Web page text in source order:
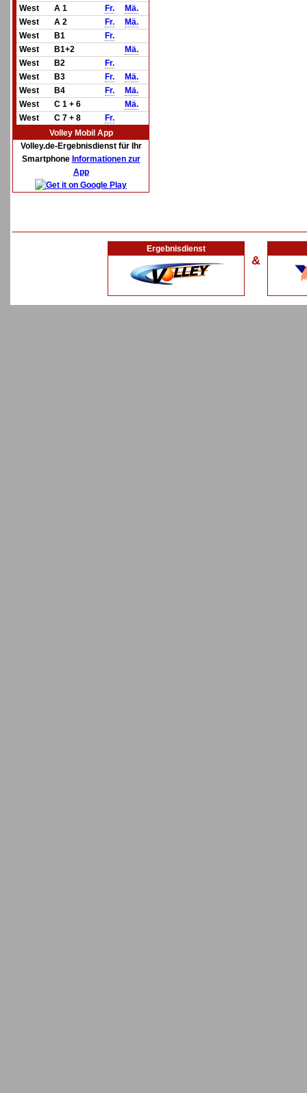
West
A 1 Fr.
Mä.
West
A 2 Fr.
Mä.
West
B1
Fr.
West
B1+2
Mä.
West
B2
Fr.
West
B3 Fr.
Mä.
West
B4 Fr.
Mä.
West
C 1 + 6
Mä.
West
C 7 + 8
Fr.
Volley Mobil App
Volley.de-Ergebnisdienst für Ihr
Smartphone Informationen zur
App
Ergebnisdienst
&